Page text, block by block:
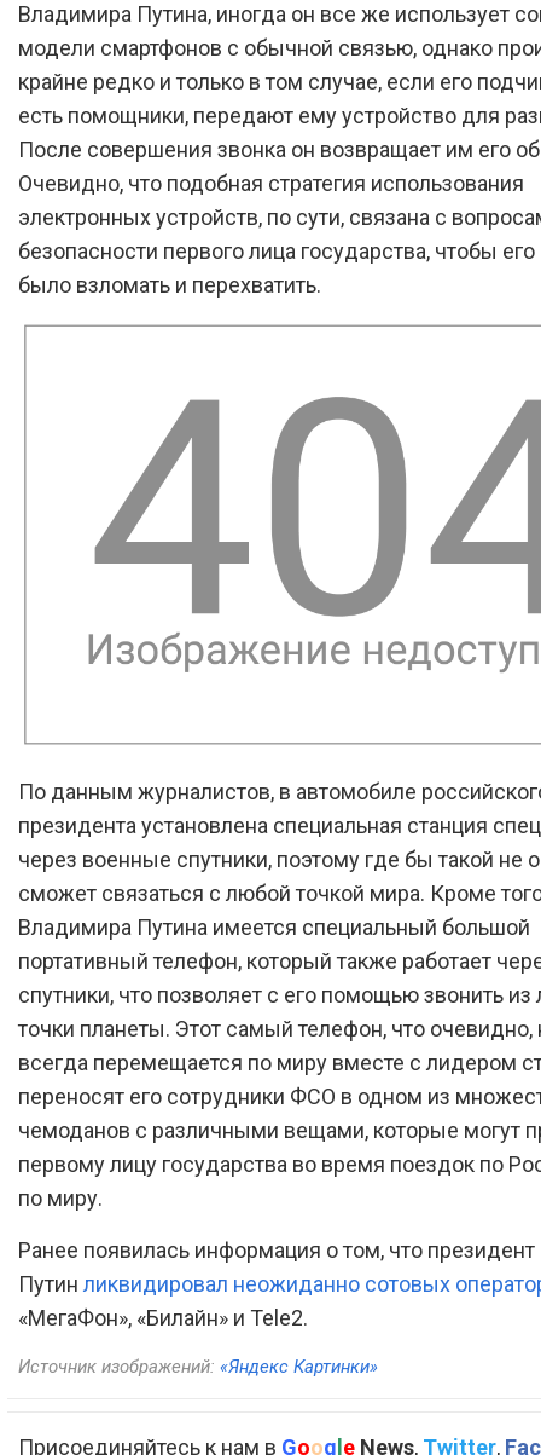
Владимира Путина, иногда он все же использует
модели смартфонов с обычной связью, однако
крайне редко и только в том случае, если его
есть помощники, передают ему устройство для
После совершения звонка он возвращает им его
Очевидно, что подобная стратегия использования
электронных устройств, по сути, связана с
безопасности первого лица государства, чтобы
было взломать и перехватить.
По данным журналистов, в автомобиле
президента установлена специальная станция
через военные спутники, поэтому где бы такой не
сможет связаться с любой точкой мира. Кроме
Владимира Путина имеется специальный большой
портативный телефон, который также работает
спутники, что позволяет с его помощью звонить
точки планеты. Этот самый телефон, что очевидно,
всегда перемещается по миру вместе с лидером
переносят его сотрудники ФСО в одном из
чемоданов с различными вещами, которые могут
первому лицу государства во время поездок по
по миру.
Ранее появилась информация о том, что
Путин ликвидировал неожиданно сотовых
«МегаФон», «Билайн» и Tele2.
Источник изображений: «Яндекс Картинки»
Присоединяйтесь к нам в Google News, Twitter,